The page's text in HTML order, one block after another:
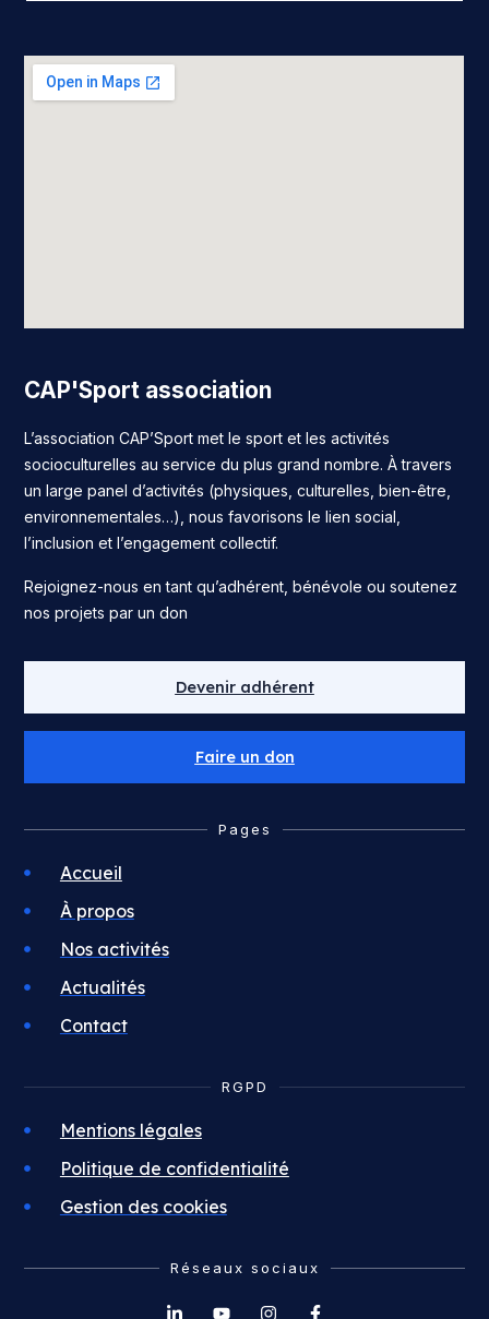
CAP'Sport association
L’association CAP’Sport met le sport et les activités
socioculturelles au service du plus grand nombre. À travers
un large panel d’activités (physiques, culturelles, bien-être,
environnementales…), nous favorisons le lien social,
l’inclusion et l’engagement collectif.
Rejoignez-nous en tant qu’adhérent, bénévole ou soutenez
nos projets par un don
Devenir adhérent
Faire un don
Pages
Accueil
À propos
Nos activités
Actualités
Contact
RGPD
Mentions légales
Politique de confidentialité
Gestion des cookies
Réseaux sociaux